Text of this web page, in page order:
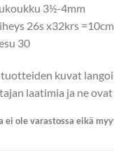
3½-4mm
26s x32krs =10cm
30
kuvat
laatimia ja ne
ei ole varastossa eikä